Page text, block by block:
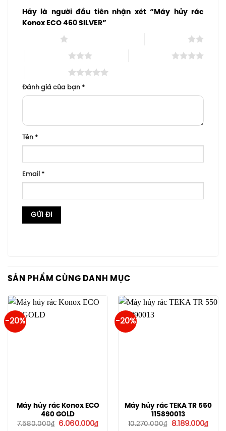
Hãy là người đầu tiên nhận xét “Máy hủy rác
Konox ECO 460 SILVER”
Đánh giá của bạn *
Tên *
Email *
SẢN PHẨM CÙNG DANH MỤC
-20%
Máy hủy rác Konox ECO
460 GOLD
7.580.000₫
Giá
6.060.000₫Giá
hiện
-20%
Máy hủy rác TEKA TR 550
115890013
10.270.000₫
Giá
8.189.000₫Giá
hiện